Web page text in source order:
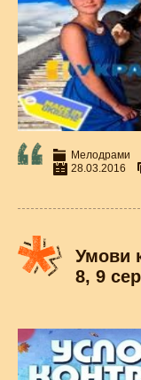
Мелодрами
28.03.2016
Умови
8, 9